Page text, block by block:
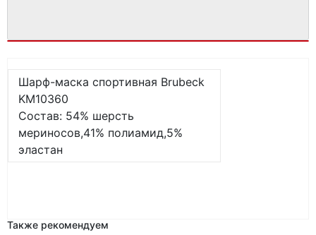
Шарф-маска спортивная Brubeck
KM10360
Состав: 54% шерсть
мериносов,41% полиамид,5%
эластан
Также рекомендуем